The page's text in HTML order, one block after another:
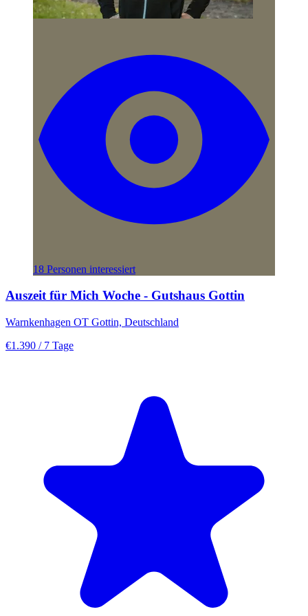
18 Personen interessiert
Auszeit für Mich Woche - Gutshaus Gottin
Warnkenhagen OT Gottin, Deutschland
€1.390 / 7 Tage